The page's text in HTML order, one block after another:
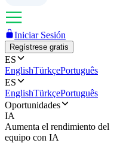
Iniciar Sesión
Regístrese gratis
ES
EnglishTürkçePortuguês
ES
EnglishTürkçePortuguês
Oportunidades
IA
Aumenta el rendimiento del
equipo con IA